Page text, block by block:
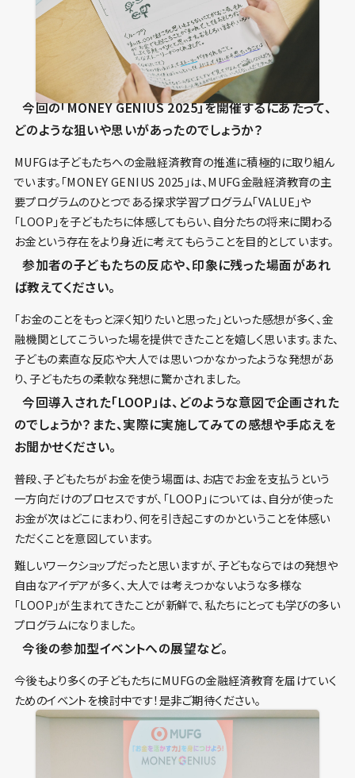
今回の「MONEY GENIUS 2025」を開催するにあたって、
どのような狙いや思いがあったのでしょうか？
MUFGは子どもたちへの金融経済教育の推進に積極的に取り組ん
でいます。「MONEY GENIUS 2025」は、MUFG金融経済教育の主
要プログラムのひとつである探求学習プログラム「VALUE」や
「LOOP」を子どもたちに体感してもらい、自分たちの将来に関わる
お金という存在をより身近に考えてもらうことを目的としています。
参加者の子どもたちの反応や、印象に残った場面があれ
ば教えてください。
「お金のことをもっと深く知りたいと思った」といった感想が多く、金
融機関としてこういった場を提供できたことを嬉しく思います。また、
子どもの素直な反応や大人では思いつかなかったような発想があ
り、子どもたちの柔軟な発想に驚かされました。
今回導入された「LOOP」は、どのような意図で企画された
のでしょうか？また、実際に実施してみての感想や手応えを
お聞かせください。
普段、子どもたちがお金を使う場面は、お店でお金を支払うという
一方向だけのプロセスですが、「LOOP」については、自分が使った
お金が次はどこにまわり、何を引き起こすのかということを体感い
ただくことを意図しています。
難しいワークショップだったと思いますが、子どもならではの発想や
自由なアイデアが多く、大人では考えつかないような多様な
「LOOP」が生まれてきたことが新鮮で、私たちにとっても学びの多い
プログラムになりました。
今後の参加型イベントへの展望など。
今後もより多くの子どもたちにMUFGの金融経済教育を届けていく
ためのイベントを検討中です！是非ご期待ください。